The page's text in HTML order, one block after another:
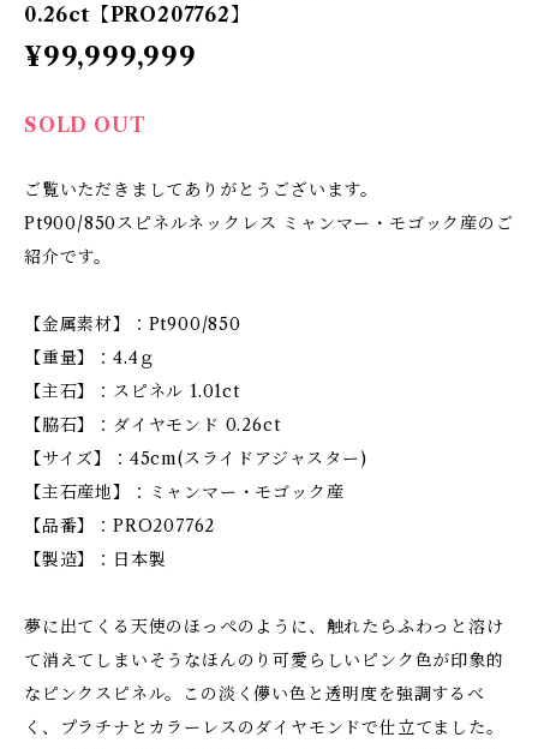
0.26ct【PRO207762】
¥99,999,999
SOLD OUT
ご覧いただきましてありがとうございます。
Pt900/850スピネルネックレス ミャンマー・モゴック産のご
紹介です。
【金属素材】：Pt900/850
【重量】：4.4ｇ
【主石】：スピネル 1.01ct
【脇石】：ダイヤモンド 0.26ct
【サイズ】：45cm(スライドアジャスター)
【主石産地】：ミャンマー・モゴック産
【品番】：PRO207762
【製造】：日本製
夢に出てくる天使のほっぺのように、触れたらふわっと溶け
て消えてしまいそうなほんのり可愛らしいピンク色が印象的
なピンクスピネル。この淡く儚い色と透明度を強調するべ
く、プラチナとカラーレスのダイヤモンドで仕立てました。